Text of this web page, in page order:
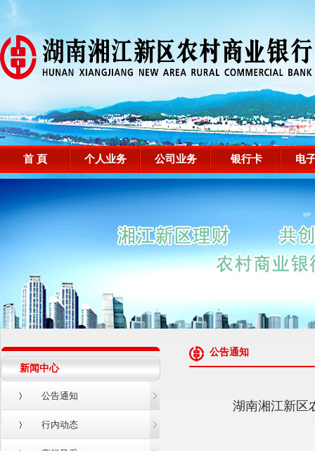
首 頁 个人业务 公司业务 银行卡 电
新闻中心
公告通知
行内动态
公告通知
湖南湘江新区